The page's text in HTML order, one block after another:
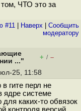
ЧТО это за
#11 Наверх
Cообщить
модератору
..."
+ / –
25, 11:58
гите перл не
ядре системе
для каких-то обвязок